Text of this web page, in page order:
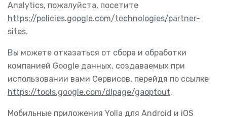
Analytics, пожалуйста, посетите
https://policies.google.com/technologies/partner-
sites.
Вы можете отказаться от сбора и обработки
компанией Google данных, создаваемых при
использовании вами Сервисов, перейдя по ссылке
https://tools.google.com/dlpage/gaoptout.
Мобильные приложения Yolla для Android и iOS